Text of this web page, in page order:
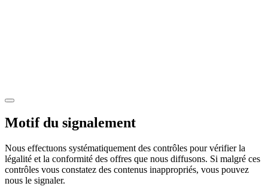
Motif du signalement
Nous effectuons systématiquement des contrôles pour vérifier la
légalité et la conformité des offres que nous diffusons. Si malgré ces
contrôles vous constatez des contenus inappropriés, vous pouvez
nous le signaler.